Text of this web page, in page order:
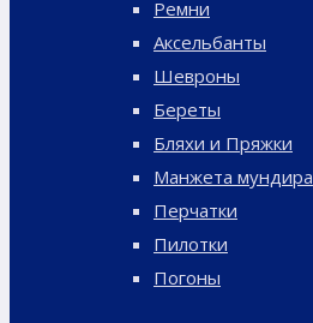
Ремни
Аксельбанты
Шевроны
Береты
Бляхи и Пряжки
Манжета мундира
Перчатки
Пилотки
Погоны